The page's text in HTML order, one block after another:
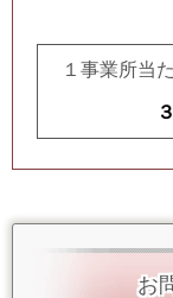
（高年齢
１事業所当
お